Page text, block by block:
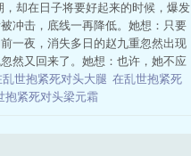
却在日子将要好起来的时候，爆发
冲击，底线一再降低。她想：只要
一夜，消失多日的赵九重忽然出现
然又回来了。她想：也许，她不应
世抱紧死对头大腿 在乱世抱紧死
抱紧死对头梁元霜